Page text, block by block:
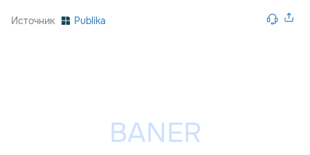
Источник Publika